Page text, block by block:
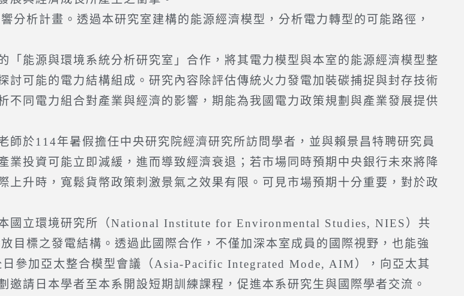
析計畫。透過本研究室建構的能源經濟模型，分析電力轉型的可能路徑，
能源與環境系統分析研究室」合作，將其電力模型與本室的能源經濟模型整
可能的電力結構組成。研究內容除評估傳統火力發電加裝碳捕捉與封存技術
同電力組合對產業與經濟的影響，期能為我國電力政策規劃與產業發展提供
於114年暑假擔任中央研究院經濟研究所訪問學者，並與賴景昌特聘研究員
投資可能立即減緩，進而導致經濟衰退；若市場同時預期中央銀行未來將降
升時，寬鬆貨幣政策刺激景氣之效果有限。可見市場預期十分重要，對於政
立環境研究所（National Institute for Environmental Studies, NIES）共
目標之發電結構。透過此國際合作，不僅加深本室成員的國際視野，也能強
參加亞太整合模型會議（Asia-Pacific Integrated Mode, AIM），向亞太其
請日本學者至本系開設短期訓練課程，促進本系研究生與國際學者交流。